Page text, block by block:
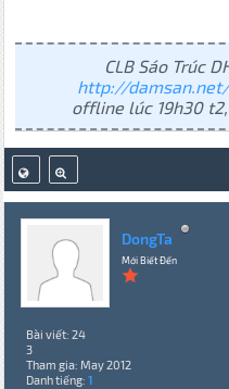
CLB Sáo Trúc
http://
offline lúc 19h30
DongTa
Mới Biết Đến
Bài viết: 24
3
Tham gia: May 2012
Danh tiếng: 1